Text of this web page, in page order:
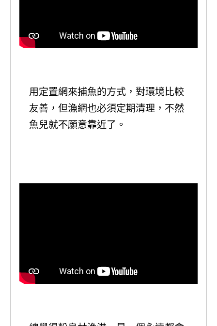
用定置網來捕魚的方式，對環境比較
友善，但漁網也必須定期清理，不然
魚兒就不願意靠近了。